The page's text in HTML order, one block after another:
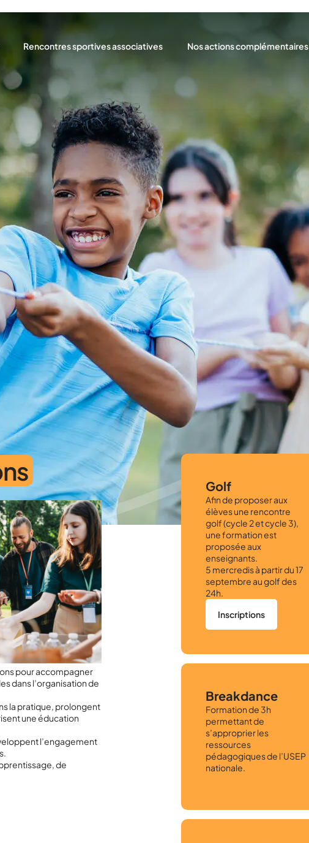
nous ?
Rencontres sportives associatives
La définition
Le programme
Nos actions complémentaires
Les classes
pour accompagner
dans l’organisation de
la pratique, prolongent
une éducation
l’engagement
de
Golf
Afin de proposer aux
élèves une rencontre
golf (cycle 2 et cycle 3),
une formation est
proposée aux
enseignants.
5 mercredis à partir du 17
septembre au golf des
24h.
Inscriptions
Breakdance
Formation de 3h
permettant de
s’approprier les
ressources
pédagogiques de l’USEP
nationale.